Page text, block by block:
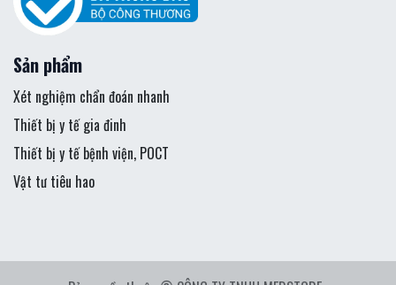
Sản phẩm
Xét nghiệm chẩn đoán nhanh
Thiết bị y tế gia đinh
Thiết bị y tế bệnh viện, POCT
Vật tư tiêu hao